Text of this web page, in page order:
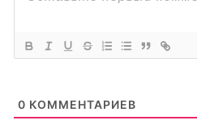
0 КОММЕНТАРИЕВ